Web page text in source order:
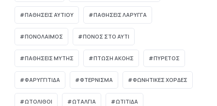
ΠΑΘΗΣΕΙΣ ΑΥΤΙΟΥ ΠΑΘΗΣΕΙΣ ΛΑΡΥΓΓΑ
ΠΟΝΟΛΑΙΜΟΣ ΠΟΝΟΣ ΣΤΟ ΑΥΤΙ
ΠΑΘΉΣΕΙΣ ΜΎΤΗΣ ΠΤΏΣΗ ΑΚΟΉΣ ΠΥΡΕΤΌΣ
ΦΑΡΥΓΓΙΤΙΔΑ ΦΤΕΡΝΙΣΜΑ ΦΩΝΗΤΙΚΕΣ ΧΟΡΔΕΣ
ΩΤΌΛΙΘΟΙ ΩΤΑΛΓΙΑ ΩΤΙΤΙΔΑ